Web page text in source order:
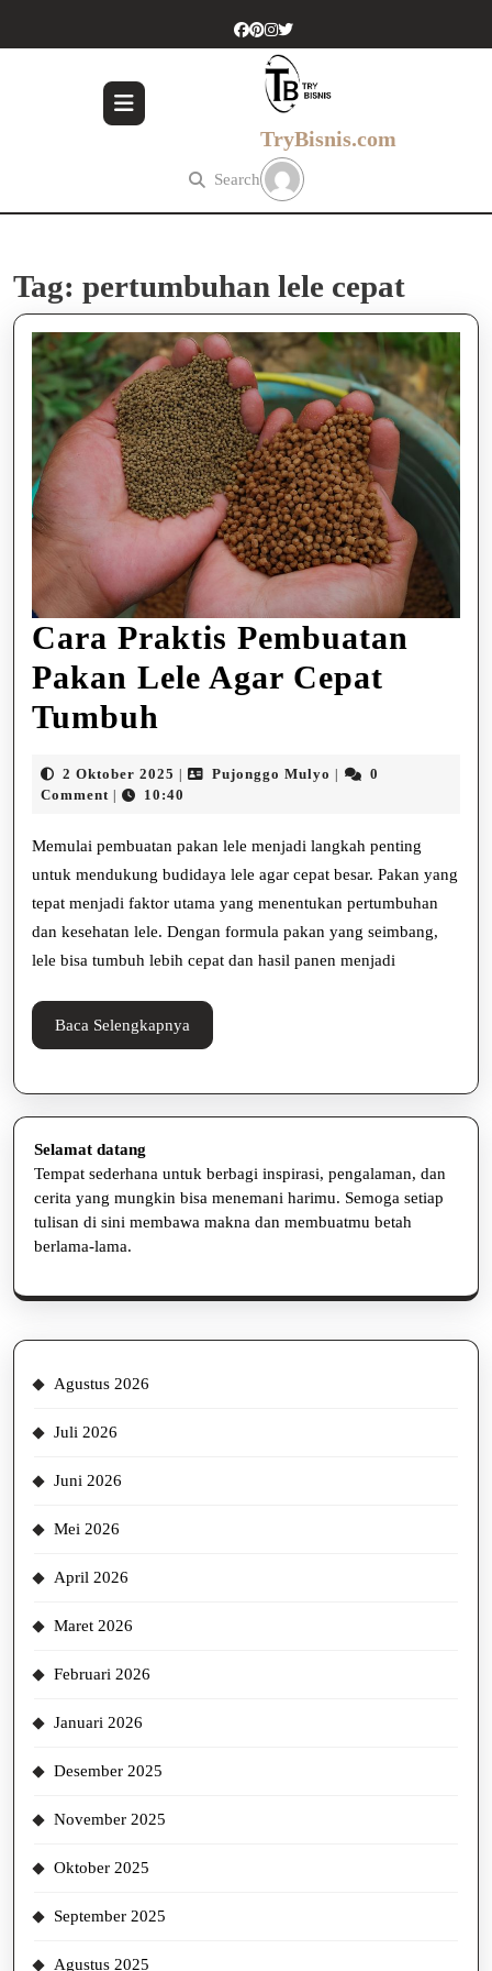
TryBisnis.com
Search
Tag: pertumbuhan lele cepat
Cara Praktis Pembuatan
Pakan Lele Agar Cepat
Tumbuh
Pembuatan
Pakan
Lele
Agar
Cepat
Tumbuh
2 Oktober 2025 2
Oktober
Pujonggo Mulyo Pujonggo
0
Comment
10:40
Memulai pembuatan pakan lele menjadi langkah penting
untuk mendukung budidaya lele agar cepat besar. Pakan yang
tepat menjadi faktor utama yang menentukan pertumbuhan
dan kesehatan lele. Dengan formula pakan yang seimbang,
lele bisa tumbuh lebih cepat dan hasil panen menjadi
Baca Selengkapnya
Selengkapnya
Selamat datang
Tempat sederhana untuk berbagi inspirasi, pengalaman, dan
cerita yang mungkin bisa menemani harimu. Semoga setiap
tulisan di sini membawa makna dan membuatmu betah
berlama-lama.
Agustus 2026
Juli 2026
Juni 2026
Mei 2026
April 2026
Maret 2026
Februari 2026
Januari 2026
Desember 2025
November 2025
Oktober 2025
September 2025
Agustus 2025